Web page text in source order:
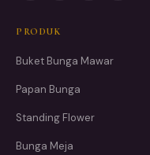
PRODUK
Buket Bunga Mawar
Papan Bunga
Standing Flower
Bunga Meja